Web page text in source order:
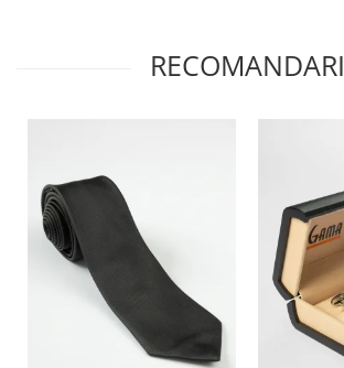
RECOMANDARI